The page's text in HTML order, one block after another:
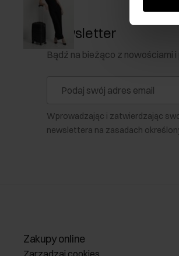
Newsletter
Bądź na bieżąco z nowościami
Wprowadzając i zatwierdzając
newslettera na zasadach
Zakupy online
Zarządzaj cookies